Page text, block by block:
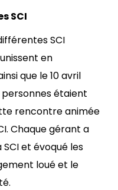
SCI
SCI
en
que le 10 avril
étaient
rencontre animée
Chaque gérant a
et évoqué les
loué et le